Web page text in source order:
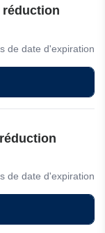
réduction
sur une
de date d'expiration
en
de date d'expiration